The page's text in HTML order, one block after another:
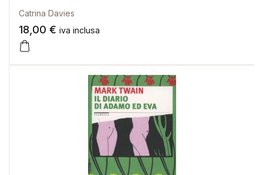
Catrina Davies
18,00 € iva inclusa